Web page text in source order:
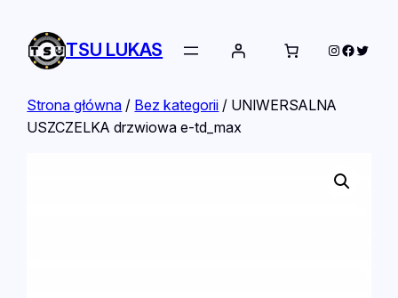
TSU LUKAS Instagram
Twitter
Strona główna / Bez kategorii / UNIWERSALNA
USZCZELKA drzwiowa e-td_max